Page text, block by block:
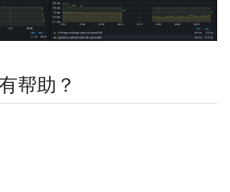
帮助？